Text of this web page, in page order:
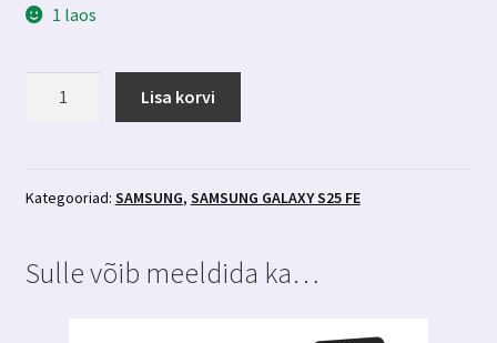
1 laos
privaatsusfiltriga
Silky
Lisa korvi
Kategooriad: SAMSUNG, SAMSUNG GALAXY S25 FE
Sulle võib meeldida ka…